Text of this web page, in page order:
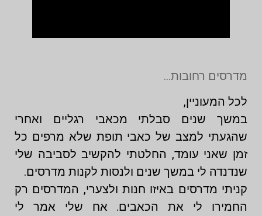
מדרסים רחובות…
לכל המעוניין,
במשך שנים סבלתי מכאבי רגליים ואחרי
שהגעתי למצב של כאבי תופת שלא מרפים כל
זמן שאני עומד, החלטתי להקשיב לסביבה שלי
שנדנדה לי במשך שנים ולנסות לקנות מדרסים.
קניתי מדרסים באיזו חנות ולצערי, המדרסים רק
החמירו לי את הכאבים. אח שלי אמר לי